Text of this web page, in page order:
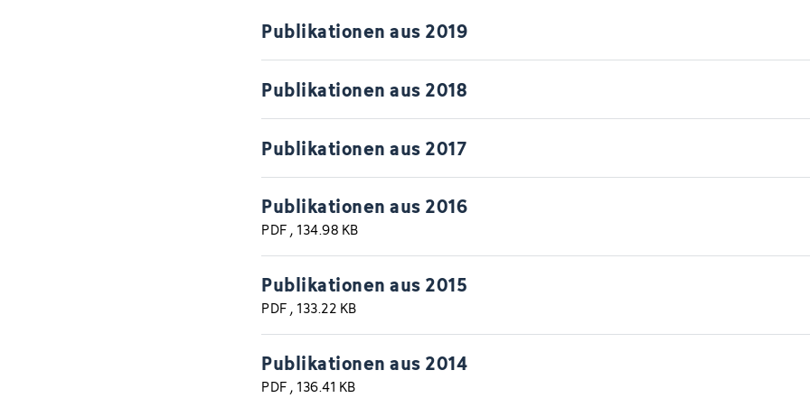
Publikationen aus 2019
Publikationen aus 2018
Publikationen aus 2017
Publikationen aus 2016
PDF, 134.98 KB
Publikationen aus 2015
PDF, 133.22 KB
Publikationen aus 2014
PDF, 136.41 KB